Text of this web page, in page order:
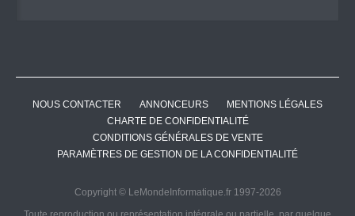
NOUS CONTACTER ANNONCEURS
MENTIONS LÉGALES
CHARTE DE CONFIDENTIALITÉ
CONDITIONS GÉNÉRALES DE VENTE
PARAMÈTRES DE GESTION DE LA CONFIDENTIALITÉ
Copyright © LeMondeInformatique.fr 1997-2026